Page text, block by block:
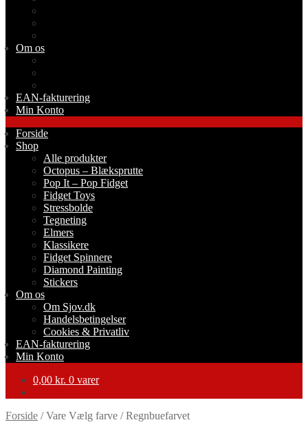
Om os
EAN-fakturering
Min Konto
Forside
Shop
Alle produkter
Octopus – Blæksprutte
Pop It – Pop Fidget
Fidget Toys
Stressbolde
Tegneting
Elmers
Klassikere
Fidget Spinnere
Diamond Painting
Stickers
Om os
Om Sjov.dk
Handelsbetingelser
Cookies & Privatliv
EAN-fakturering
Min Konto
0,00 kr. 0 varer
Forside /Vare Vælg farve /Regnbuefarvet